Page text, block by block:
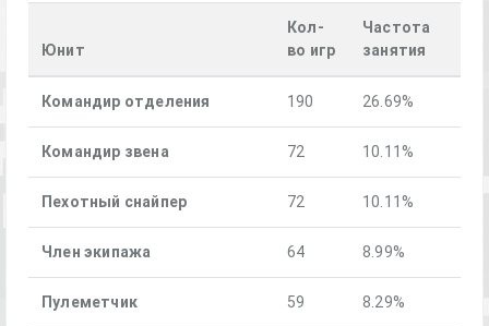
Юнит
Кол-
во игр
Частота
занятия
Командир отделения 190 26.69%
Командир звена 72 10.11%
Пехотный снайпер 72 10.11%
Член экипажа 64 8.99%
Пулеметчик 59 8.29%